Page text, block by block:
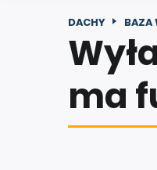
DACHY BAZA
ma